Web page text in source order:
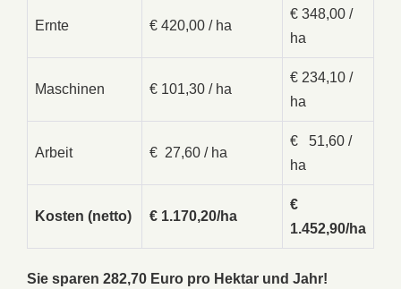
Ernte € 420,00 / ha
€ 348,00 /
ha
Maschinen € 101,30 / ha
€ 234,10 /
ha
Arbeit € 27,60 / ha
€ 51,60 /
ha
Kosten (netto) € 1.170,20/ha
€
1.452,90/ha
Sie sparen 282,70 Euro pro Hektar und Jahr!